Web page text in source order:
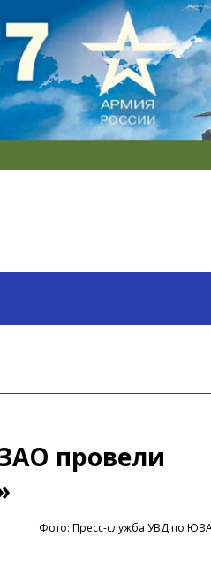
провели
Фото: Пресс-служба УВД по